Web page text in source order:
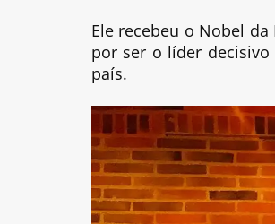
Ele recebeu o Nobel
por ser o líder
país.